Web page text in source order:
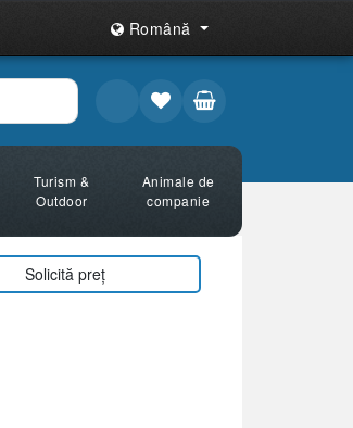
Română
Turism &
Outdoor
Animale de
companie
Solicită preț